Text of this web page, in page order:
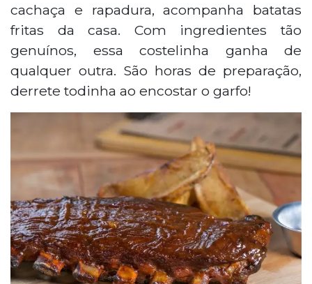
cachaça e rapadura, acompanha batatas
fritas da casa. Com ingredientes tão
genuínos, essa costelinha ganha de
qualquer outra. São horas de preparação,
derrete todinha ao encostar o garfo!